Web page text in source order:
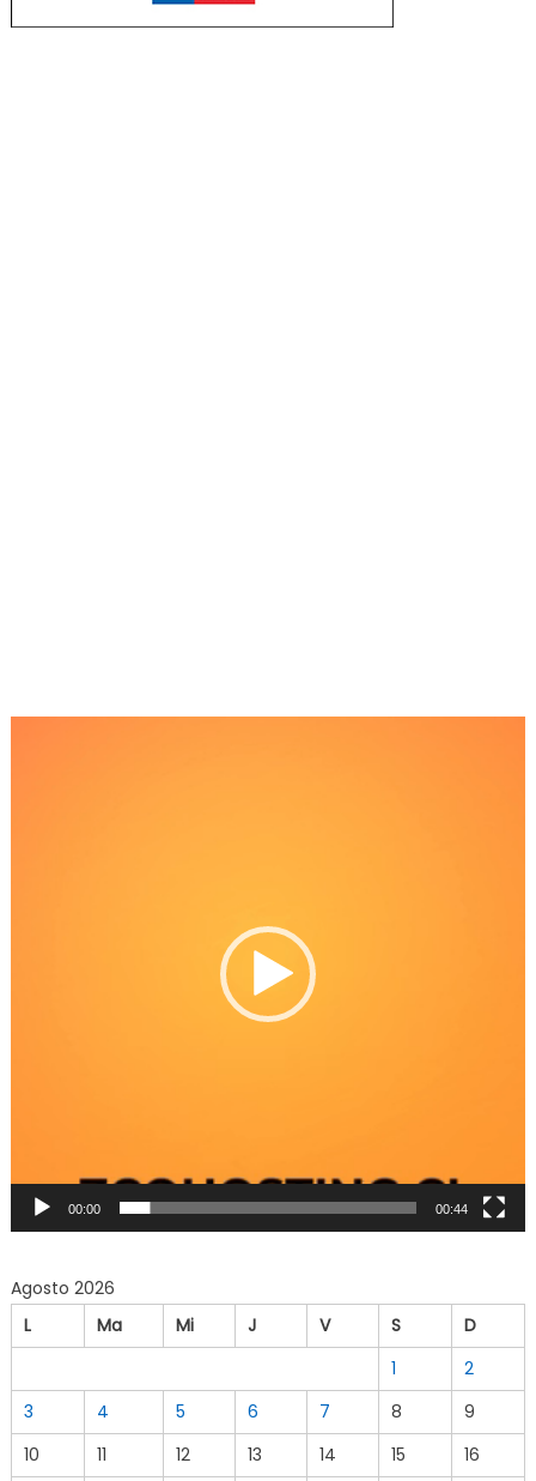
00:00 00:44
Agosto 2026
L
Ma Mi J V S
D
1
2
3
4 5 6 7 8
9
10
11 12 13 14 15
16